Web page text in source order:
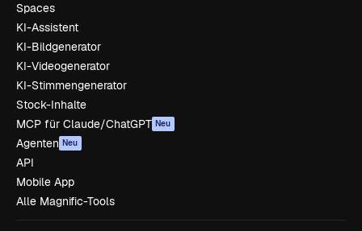
Spaces
KI-Assistent
KI-Bildgenerator
KI-Videogenerator
KI-Stimmengenerator
Stock-Inhalte
MCP für Claude/ChatGPT Neu
Agenten Neu
API
Mobile App
Alle Magnific-Tools